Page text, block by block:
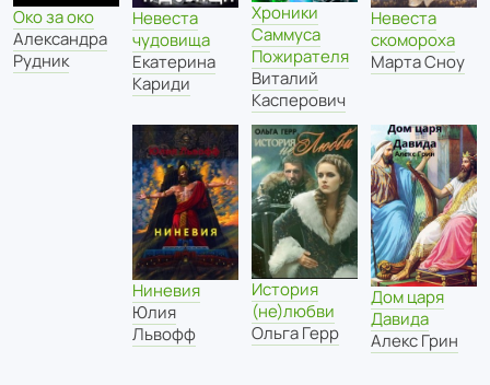
Око за око
Александра
Рудник
Невеста
чудовища
Екатерина
Кариди
Хроники
Саммуса
Пожирателя
Виталий
Касперович
Невеста
скомороха
Марта Сноу
Ниневия
Юлия
Львофф
История
(не)любви
Ольга Герр
Дом царя
Давида
Алекс Грин